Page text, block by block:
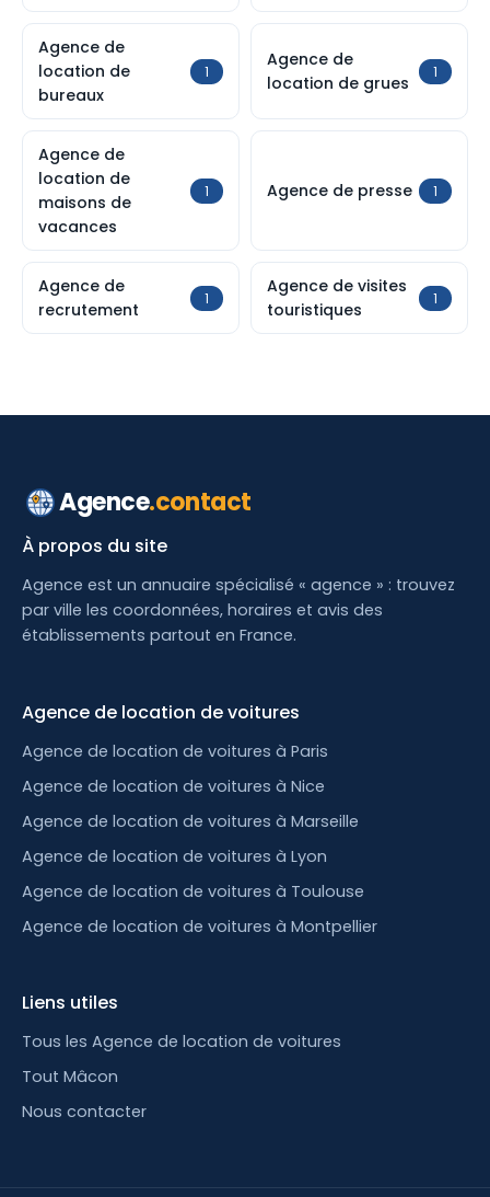
Agence de
location de
bureaux
1
Agence de
location de grues
1
Agence de
location de
maisons de
vacances
1 Agence de presse 1
Agence de
recrutement
1
Agence de visites
touristiques
1
Agence.contact
À propos du site
Agence est un annuaire spécialisé « agence » : trouvez
par ville les coordonnées, horaires et avis des
établissements partout en France.
Agence de location de voitures
Agence de location de voitures à Paris
Agence de location de voitures à Nice
Agence de location de voitures à Marseille
Agence de location de voitures à Lyon
Agence de location de voitures à Toulouse
Agence de location de voitures à Montpellier
Liens utiles
Tous les Agence de location de voitures
Tout Mâcon
Nous contacter